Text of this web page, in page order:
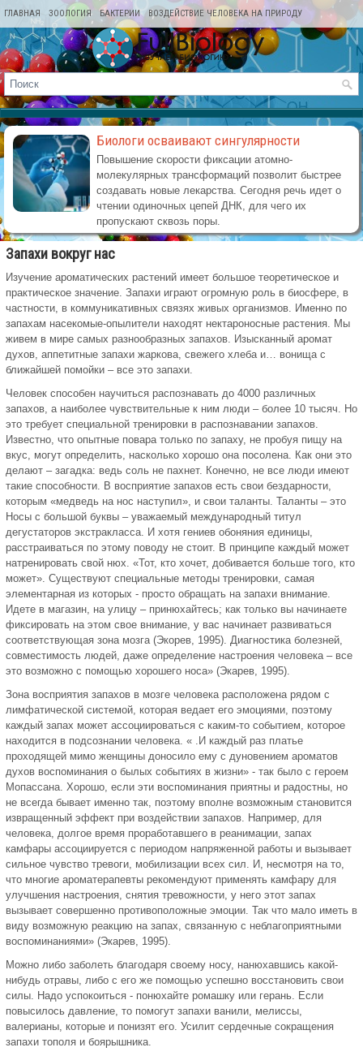
ГЛАВНАЯ ЗООЛОГИЯ БАКТЕРИИ ВОЗДЕЙСТВИЕ ЧЕЛОВЕКА НА ПРИРОДУ
КАРТА САЙТА
Биологи осваивают сингулярности
Повышение скорости фиксации атомно-
молекулярных трансформаций позволит быстрее
создавать новые лекарства. Сегодня речь идет о
чтении одиночных цепей ДНК, для чего их
пропускают сквозь поры.
Запахи вокруг нас
Изучение ароматических растений имеет большое теоретическое и
практическое значение. Запахи играют огромную роль в биосфере, в
частности, в коммуникативных связях живых организмов. Именно по
запахам насекомые-опылители находят нектароносные растения. Мы
живем в мире самых разнообразных запахов. Изысканный аромат
духов, аппетитные запахи жаркова, свежего хлеба и… вонища с
ближайшей помойки – все это запахи.
Человек способен научиться распознавать до 4000 различных
запахов, а наиболее чувствительные к ним люди – более 10 тысяч. Но
это требует специальной тренировки в распознавании запахов.
Известно, что опытные повара только по запаху, не пробуя пищу на
вкус, могут определить, насколько хорошо она посолена. Как они это
делают – загадка: ведь соль не пахнет. Конечно, не все люди имеют
такие способности. В восприятие запахов есть свои бездарности,
которым «медведь на нос наступил», и свои таланты. Таланты – это
Носы с большой буквы – уважаемый международный титул
дегустаторов экстракласса. И хотя гениев обоняния единицы,
расстраиваться по этому поводу не стоит. В принципе каждый может
натренировать свой нюх. «Тот, кто хочет, добивается больше того, кто
может». Существуют специальные методы тренировки, самая
элементарная из которых - просто обращать на запахи внимание.
Идете в магазин, на улицу – принюхайтесь; как только вы начинаете
фиксировать на этом свое внимание, у вас начинает развиваться
соответствующая зона мозга (Экорев, 1995). Диагностика болезней,
совместимость людей, даже определение настроения человека – все
это возможно с помощью хорошего носа» (Экарев, 1995).
Зона восприятия запахов в мозге человека расположена рядом с
лимфатической системой, которая ведает его эмоциями, поэтому
каждый запах может ассоциироваться с каким-то событием, которое
находится в подсознании человека. « .И каждый раз платье
проходящей мимо женщины доносило ему с дуновением ароматов
духов воспоминания о былых событиях в жизни» - так было с героем
Мопассана. Хорошо, если эти воспоминания приятны и радостны, но
не всегда бывает именно так, поэтому вполне возможным становится
извращенный эффект при воздействии запахов. Например, для
человека, долгое время проработавшего в реанимации, запах
камфары ассоциируется с периодом напряженной работы и вызывает
сильное чувство тревоги, мобилизации всех сил. И, несмотря на то,
что многие ароматерапевты рекомендуют применять камфару для
улучшения настроения, снятия тревожности, у него этот запах
вызывает совершенно противоположные эмоции. Так что мало иметь в
виду возможную реакцию на запах, связанную с неблагоприятными
воспоминаниями» (Экарев, 1995).
Можно либо заболеть благодаря своему носу, нанюхавшись какой-
нибудь отравы, либо с его же помощью успешно восстановить свои
силы. Надо успокоиться - понюхайте ромашку или герань. Если
повысилось давление, то помогут запахи ванили, мелиссы,
валерианы, которые и понизят его. Усилит сердечные сокращения
запахи тополя и боярышника.